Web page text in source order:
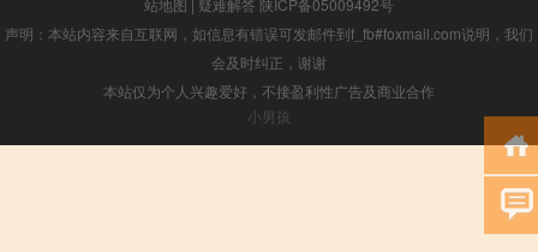
站地图 | 疑难解答 陕ICP备05009492号
声明：本站内容来自互联网，如信息有错误可发邮件到f_fb#foxmail.com说明，我们
会及时纠正，谢谢
本站仅为个人兴趣爱好，不接盈利性广告及商业合作
小男孩